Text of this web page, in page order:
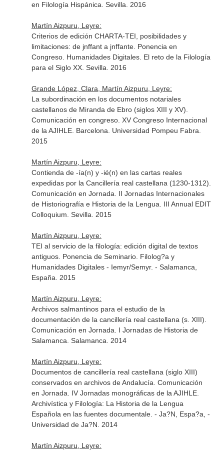
en Filología Hispánica. Sevilla. 2016
Martín Aizpuru, Leyre:
Criterios de edición CHARTA-TEI, posibilidades y
limitaciones: de jnffanta jnffante. Ponencia en
Congreso. Humanidades Digitales. El reto de la Filología
para el Siglo XX. Sevilla. 2016
Grande López, Clara, Martín Aizpuru, Leyre:
La subordinación en los documentos notariales
castellanos de Miranda de Ebro (siglos XIII y XV).
Comunicación en congreso. XV Congreso Internacional
de la AJIHLE. Barcelona. Universidad Pompeu Fabra.
2015
Martín Aizpuru, Leyre:
Contienda de -ía(n) y -ié(n) en las cartas reales
expedidas por la Cancillería real castellana (1230-1312).
Comunicación en Jornada. II Jornadas Internacionales
de Historiografía e Historia de la Lengua. III Annual EDIT
Colloquium. Sevilla. 2015
Martín Aizpuru, Leyre:
TEI al servicio de la filología: edición digital de textos
antiguos. Ponencia de Seminario. Filolog?a y
Humanidades Digitales - Iemyr/Semyr. - Salamanca,
España. 2015
Martín Aizpuru, Leyre:
Archivos salmantinos para el estudio de la
documentación de la cancillería real castellana (s. XIII).
Comunicación en Jornada. I Jornadas de Historia de
Salamanca. Salamanca. 2014
Martín Aizpuru, Leyre:
Documentos de cancillería real castellana (siglo XIII)
conservados en archivos de Andalucía. Comunicación
en Jornada. IV Jornadas monográficas de la AJIHLE.
Archivística y Filología: La Historia de la Lengua
Española en las fuentes documentale. - Ja?N, Espa?a, -
Universidad de Ja?N. 2014
Martín Aizpuru, Leyre: